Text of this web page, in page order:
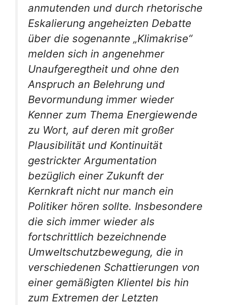
anmutenden und durch rhetorische
Eskalierung angeheizten Debatte
über die sogenannte „Klimakrise“
melden sich in angenehmer
Unaufgeregtheit und ohne den
Anspruch an Belehrung und
Bevormundung immer wieder
Kenner zum Thema Energiewende
zu Wort, auf deren mit großer
Plausibilität und Kontinuität
gestrickter Argumentation
bezüglich einer Zukunft der
Kernkraft nicht nur manch ein
Politiker hören sollte. Insbesondere
die sich immer wieder als
fortschrittlich bezeichnende
Umweltschutzbewegung, die in
verschiedenen Schattierungen von
einer gemäßigten Klientel bis hin
zum Extremen der Letzten